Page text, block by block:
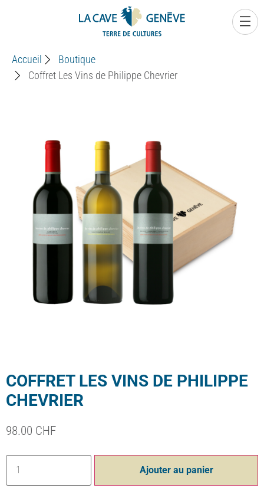
Accueil
Boutique
Coffret Les Vins de Philippe Chevrier
COFFRET LES VINS DE PHILIPPE
CHEVRIER
98.00 CHF
Ajouter au panier